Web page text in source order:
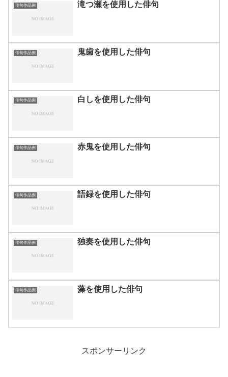
俳句作品例 滝つ瀬を使用した俳句
俳句作品例 鬼歯を使用した俳句
俳句作品例 白しを使用した俳句
俳句作品例 赤鬼を使用した俳句
俳句作品例 語録を使用した俳句
俳句作品例 独奏を使用した俳句
俳句作品例 藻を使用した俳句
スポンサーリンク